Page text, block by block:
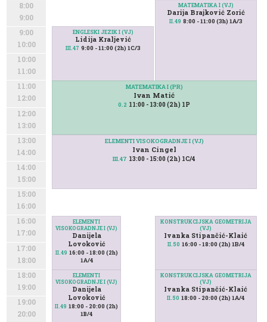
8:00
9:00
9:00
10:00
10:00
11:00
11:00
12:00
12:00
13:00
13:00
14:00
14:00
15:00
15:00
16:00
16:00
17:00
17:00
18:00
18:00
19:00
19:00
20:00
ENGLESKI JEZIK I (VJ)
Lidija Kraljević
III.47 9:00 - 11:00 (2h) 1C/3
MATEMATIKA I (VJ)
Darija Brajković Zorić
II.49 8:00 - 11:00 (3h) 1A/3
MATEMATIKA I (PR)
Ivan Matić
0.2 11:00 - 13:00 (2h) 1P
ELEMENTI VISOKOGRADNJE I (VJ)
Ivan Cingel
III.47 13:00 - 15:00 (2h) 1C/4
ELEMENTI
VISOKOGRADNJE I (VJ)
Danijela
Lovoković
II.49 16:00 - 18:00 (2h)
1A/4
ELEMENTI
VISOKOGRADNJE I (VJ)
Danijela
Lovoković
II.49 18:00 - 20:00 (2h)
1B/4
KONSTRUKCIJSKA GEOMETRIJA
(VJ)
Ivanka Stipančić-Klaić
II.50 16:00 - 18:00 (2h) 1B/4
KONSTRUKCIJSKA GEOMETRIJA
(VJ)
Ivanka Stipančić-Klaić
II.50 18:00 - 20:00 (2h) 1A/4